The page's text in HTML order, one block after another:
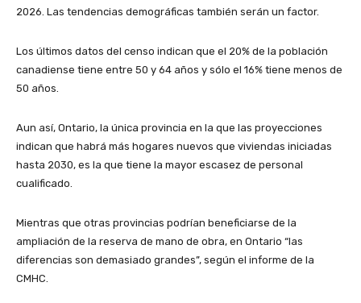
2026. Las tendencias demográficas también serán un factor.
Los últimos datos del censo indican que el 20% de la población
canadiense tiene entre 50 y 64 años y sólo el 16% tiene menos de
50 años.
Aun así, Ontario, la única provincia en la que las proyecciones
indican que habrá más hogares nuevos que viviendas iniciadas
hasta 2030, es la que tiene la mayor escasez de personal
cualificado.
Mientras que otras provincias podrían beneficiarse de la
ampliación de la reserva de mano de obra, en Ontario “las
diferencias son demasiado grandes”, según el informe de la
CMHC.